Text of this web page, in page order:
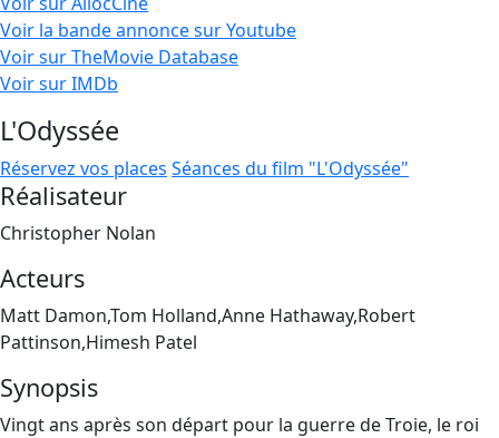
Voir la bande annonce sur Youtube
Voir sur TheMovie Database
Voir sur IMDb
L'Odyssée
Réservez vos places Séances du film "L'Odyssée"
Réalisateur
Christopher Nolan
Acteurs
Matt Damon,Tom Holland,Anne Hathaway,Robert
Pattinson,Himesh Patel
Synopsis
Vingt ans après son départ pour la guerre de Troie, le roi